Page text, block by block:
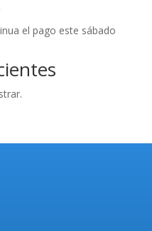
el pago este sábado